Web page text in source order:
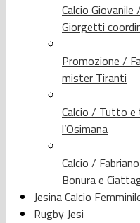
Calcio Giovanile
Giorgetti
Promozione /
mister Tiranti
Calcio / Tutto
l’Osimana
Calcio /
Bonura e
Jesina Calcio
Rugby Jesi